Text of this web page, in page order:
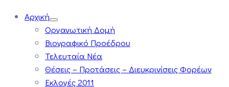
Αρχική
Οργανωτική Δομή
Βιογραφικό Προέδρου
Τελευταία Νέα
Θέσεις – Προτάσεις – Διευκρινίσεις Φορέων
Εκλογές 2011